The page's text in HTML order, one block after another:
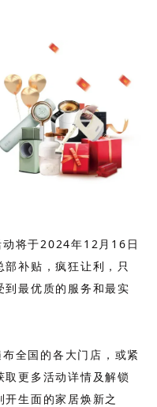
将于2024年12月16日
补贴，疯狂让利，只
最优质的服务和最实
全国的各大门店，或紧
更多活动详情及解锁
生面的家居焕新之